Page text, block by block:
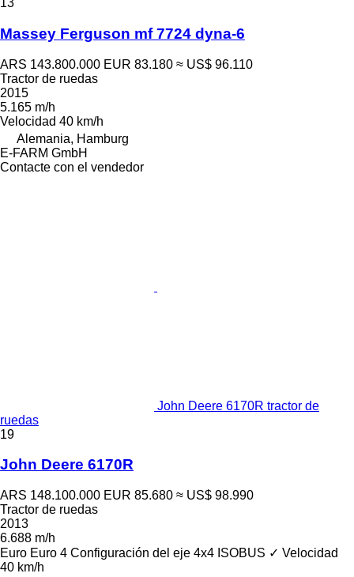
13
Massey Ferguson mf 7724 dyna-6
ARS 143.800.000 EUR 83.180 ≈ US$ 96.110
Tractor de ruedas
2015
5.165 m/h
Velocidad 40 km/h
Alemania, Hamburg
E-FARM GmbH
Contacte con el vendedor
John Deere 6170R tractor de
ruedas
19
John Deere 6170R
ARS 148.100.000 EUR 85.680 ≈ US$ 98.990
Tractor de ruedas
2013
6.688 m/h
Euro Euro 4 Configuración del eje 4x4 ISOBUS ✓ Velocidad
40 km/h